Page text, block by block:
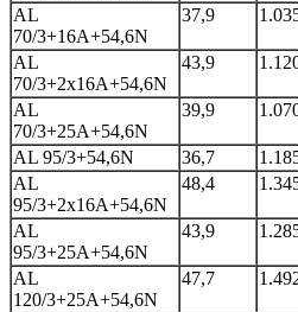
AL
70/3+16A+54,6N
37,9
AL
70/3+2x16A+54,6N
43,9
AL
70/3+25A+54,6N
39,9
AL 95/3+54,6N 36,7
AL
95/3+2x16A+54,6N
48,4
AL
95/3+25A+54,6N
43,9
AL
120/3+25A+54,6N
47,7